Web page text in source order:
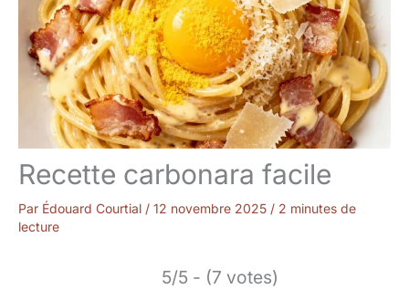
Recette carbonara facile
Par Édouard Courtial / 12 novembre 2025 / 2 minutes de
lecture
5/5 - (7 votes)